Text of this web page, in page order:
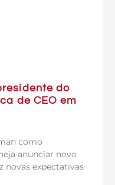
do
de CEO em
como
anunciar novo
novas expectativas